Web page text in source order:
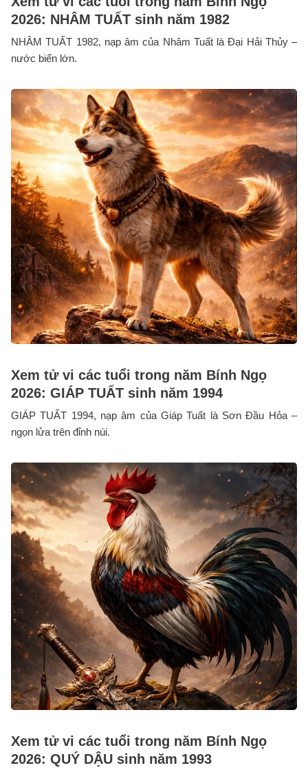
2026: NHÂM TUẤT sinh năm 1982
NHÂM TUẤT 1982, nạp âm của Nhâm Tuất là Đại Hải Thủy –
nước biển lớn.
Xem tử vi các tuổi trong năm Bính Ngọ
2026: GIÁP TUẤT sinh năm 1994
GIÁP TUẤT 1994, nạp âm của Giáp Tuất là Sơn Đầu Hỏa –
ngọn lửa trên đỉnh núi.
Xem tử vi các tuổi trong năm Bính Ngọ
2026: QUÝ DẬU sinh năm 1993